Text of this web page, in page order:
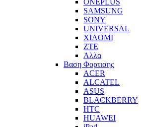
ONEPLUS
SAMSUNG
SONY
UNIVERSAL
XIAOMI
ZTE
Αλλα
Βαση Φορτισης
ACER
ALCATEL
ASUS
BLACKBERRY
HTC
HUAWEI